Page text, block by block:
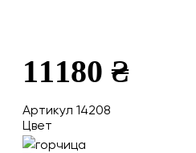
11180 ₴
Артикул 14208
Цвет